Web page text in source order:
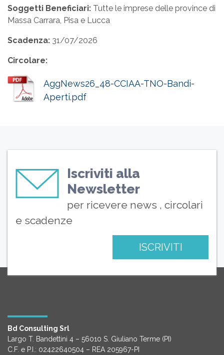
Soggetti Beneficiari: Tutte le imprese delle province di
Massa Carrara, Pisa e Lucca
Scadenza: 31/07/2026
Circolare:
AggNews26_48-CCIAA-TNO-Bandi-
Aperti.pdf
Iscriviti alla
Newsletter
per ricevere news , circolari
e scadenze
ISCRIVITI
Bd Consulting Srl
Largo T. Bandettini 4 – 56010 S. Giuliano Terme (PI)
C.F. e P.I.: 02422640504 – REA 205967-PI